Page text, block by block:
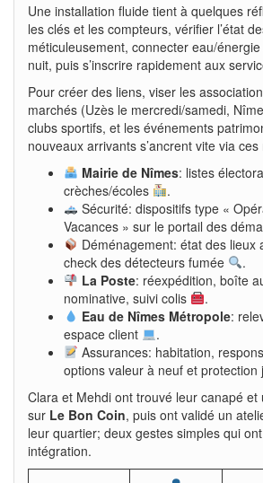
Une installation fluide tient à quelques
les clés et les compteurs, vérifier l’état
méticuleusement, connecter eau/
nuit, puis s’inscrire rapidement aux
Pour créer des liens, viser les
marchés (Uzès le mercredi/samedi,
clubs sportifs, et les événements
nouveaux arrivants s’ancrent vite via
Mairie de Nîmes: listes
crèches/écoles
.
Sécurité: dispositifs type «
Vacances » sur le portail des
Déménagement: état des lieux
check des détecteurs fumée
.
La Poste: réexpédition, boîte
nominative, suivi colis
.
Eau de Nîmes Métropole:
espace client
.
Assurances: habitation,
options valeur à neuf et protection
Clara et Mehdi ont trouvé leur canapé et
sur Le Bon Coin, puis ont validé un
leur quartier; deux gestes simples qui
intégration.